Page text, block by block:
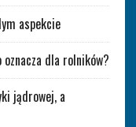
aspekcie
dla rolników?
jądrowej, a